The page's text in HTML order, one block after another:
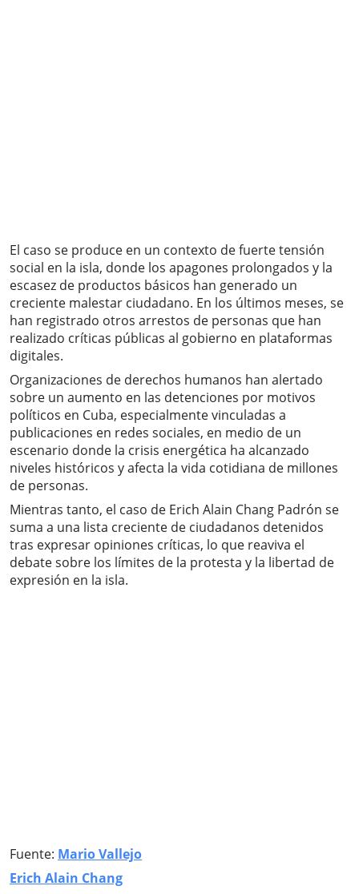
El caso se produce en un contexto de fuerte tensión
social en la isla, donde los apagones prolongados y la
escasez de productos básicos han generado un
creciente malestar ciudadano. En los últimos meses, se
han registrado otros arrestos de personas que han
realizado críticas públicas al gobierno en plataformas
digitales.
Organizaciones de derechos humanos han alertado
sobre un aumento en las detenciones por motivos
políticos en Cuba, especialmente vinculadas a
publicaciones en redes sociales, en medio de un
escenario donde la crisis energética ha alcanzado
niveles históricos y afecta la vida cotidiana de millones
de personas.
Mientras tanto, el caso de Erich Alain Chang Padrón se
suma a una lista creciente de ciudadanos detenidos
tras expresar opiniones críticas, lo que reaviva el
debate sobre los límites de la protesta y la libertad de
expresión en la isla.
Fuente: Mario Vallejo
Erich Alain Chang